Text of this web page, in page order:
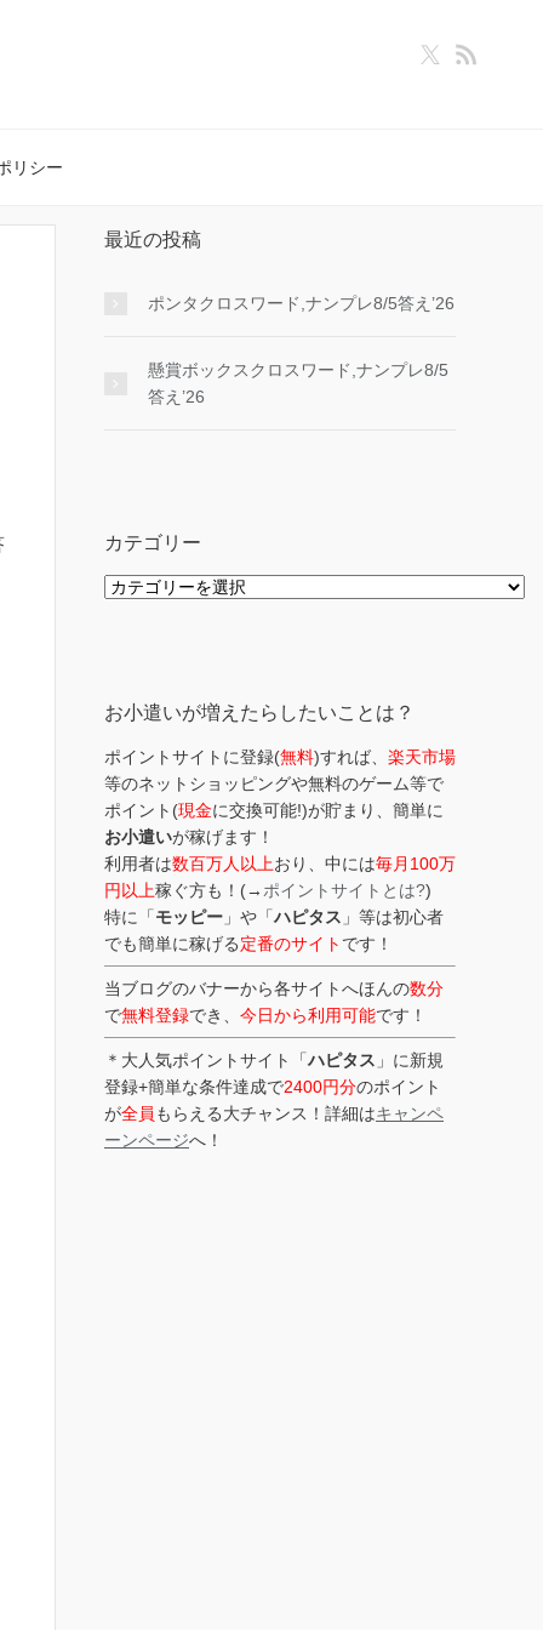
リシー
最近の投稿
ポンタクロスワード,ナンプレ8/5答え’26
懸賞ボックスクロスワード,ナンプレ8/5
答え’26
カテゴリー
カ
お小遣いが増えたらしたいことは？
ポイントサイトに登録(無料)すれば、 楽天市場
等のネットショッピングや無料のゲーム等で
ポイント(現金に交換可能!)が貯まり、簡単に
お小遣いが稼げます！
利用者は数百万人以上おり、中には毎月100万
円以上稼ぐ方も！(→ ポイントサイトとは?)
特に「モッピー 」や「ハピタス 」等は初心者
でも簡単に稼げる定番のサイト です！
当ブログのバナーから各サイトへほんの数分
で無料登録でき、 今日から利用可能です！
＊大人気ポイントサイト「ハピタス 」に新規
登録+簡単な条件達成で2400円分のポイント
が全員 もらえる大チャンス！詳細はキャンペ
ーンページへ！